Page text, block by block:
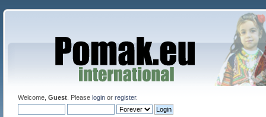
Welcome, Guest. Please loginor register.